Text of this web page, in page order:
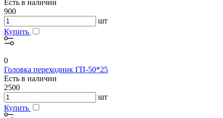
Есть в наличии
900
шт
Купить
0
Головка переходник ГП-50*25
Есть в наличии
2500
шт
Купить